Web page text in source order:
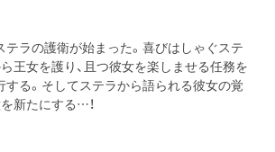
ラの護衛が始まった。喜びはしゃぐステ
王女を護り、且つ彼女を楽しませる任務を
する。そしてステラから語られる彼女の覚
新たにする…！